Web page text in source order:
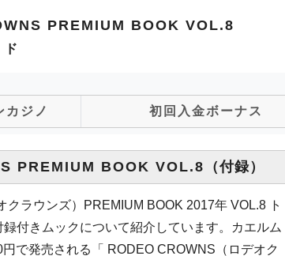
PREMIUM BOOK VOL.8
カジノ 初回入金ボーナス
PREMIUM BOOK VOL.8 （付録）
クラウンズ）PREMIUM BOOK 2017年 VOL.8 ト
付きムックについて紹介しています。カエルム
で発売される「 RODEO CROWNS（ロデオク